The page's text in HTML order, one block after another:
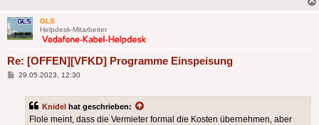
GLS
Helpdesk-Mitarbeiter
Re: [OFFEN][VFKD] Programme Einspeisung
Beitrag
29.05.2023, 12:30
Knidel hat geschrieben:
Flole meint, dass die Vermieter formal die Kosten übernehmen, aber